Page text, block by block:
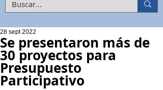
Se presentaron más de
30 proyectos para
Presupuesto
Participativo
28 sept 2022